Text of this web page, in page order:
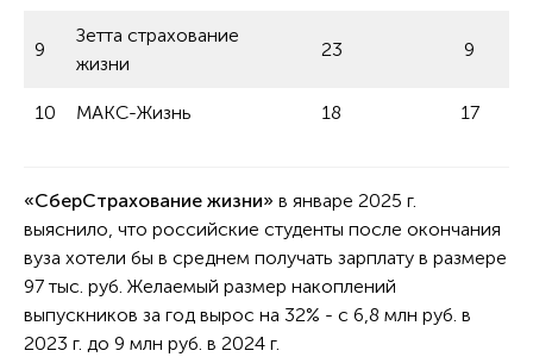
9
Зетта страхование
жизни
23 9
10 МАКС-Жизнь 18 17
«СберСтрахование жизни» в январе 2025 г.
выяснило, что российские студенты после окончания
вуза хотели бы в среднем получать зарплату в размере
97 тыс. руб. Желаемый размер накоплений
выпускников за год вырос на 32% - с 6,8 млн руб. в
2023 г. до 9 млн руб. в 2024 г.